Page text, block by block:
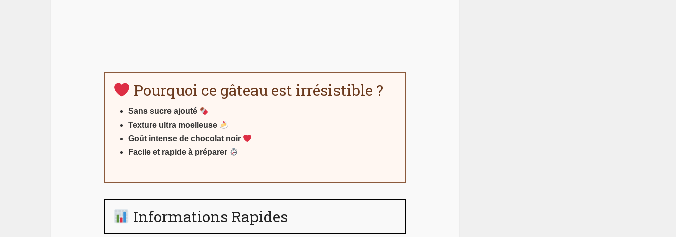
Pourquoi ce gâteau est irrésistible ?
Sans sucre ajouté
Texture ultra moelleuse
Goût intense de chocolat noir
Facile et rapide à préparer
Informations Rapides